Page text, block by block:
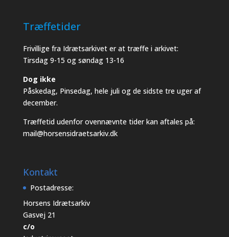
Træffetider
Frivillige fra Idrætsarkivet er at træffe i arkivet:
Tirsdag 9-15 og søndag 13-16
Dog ikke
Påskedag, Pinsedag, hele juli og de sidste tre uger af
december.
Træffetid udenfor ovennævnte tider kan aftales på:
mail@horsensidraetsarkiv.dk
Kontakt
Postadresse:
Horsens Idrætsarkiv
Gasvej 21
c/o